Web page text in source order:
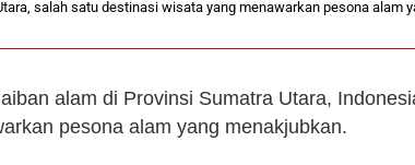
salah satu destinasi wisata yang menawarkan pesona alam
alam di Provinsi Sumatra Utara,
pesona alam yang menakjubkan.